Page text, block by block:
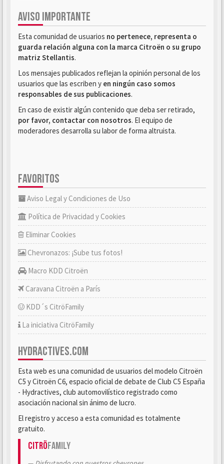
AVISO IMPORTANTE
Esta comunidad de usuarios no pertenece, representa o
guarda relación alguna con la marca Citroën o su grupo
matriz Stellantis.
Los mensajes publicados reflejan la opinión personal de los
usuarios que las escriben y en ningún caso somos
responsables de sus publicaciones.
En caso de existir algún contenido que deba ser retirado,
por favor, contactar con nosotros. El equipo de
moderadores desarrolla su labor de forma altruista.
FAVORITOS
Aviso Legal y Condiciones de Uso
Política de Privacidad y Cookies
Eliminar Cookies
Chevronazos: ¡Sube tus fotos!
Macro KDD Citroën
Caravana Citroën a París
KDD´s CitröFamily
La iniciativa CitröFamily
HYDRACTIVES.COM
Esta web es una comunidad de usuarios del modelo Citroën
C5 y Citroën C6, espacio oficial de debate de Club C5 España
- Hydractives, club automovilístico registrado como
asociación nacional sin ánimo de lucro.
El registro y acceso a esta comunidad es totalmente
gratuito.
CitröFamily